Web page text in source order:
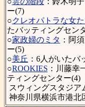
ー(7)
○クレオパトラな女
たバッティングセン
○家政婦のミタ ：阿
ー(5)
○美丘 ：6人がいたバ
○ROOKIES ：川藤幸
ティングセンター(4)
スウィングスタジア
神奈川県横浜市港北